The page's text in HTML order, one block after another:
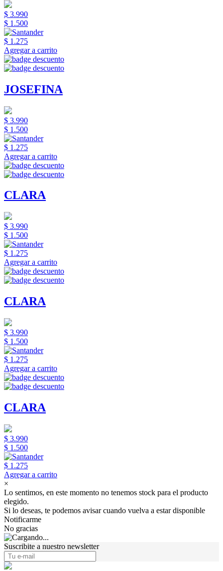
$ 3.990
$ 1.500
$ 1.275
Agregar a carrito
JOSEFINA
$ 3.990
$ 1.500
$ 1.275
Agregar a carrito
CLARA
$ 3.990
$ 1.500
$ 1.275
Agregar a carrito
CLARA
$ 3.990
$ 1.500
$ 1.275
Agregar a carrito
CLARA
$ 3.990
$ 1.500
$ 1.275
Agregar a carrito
×
Lo sentimos, en este momento no tenemos stock para el producto
elegido.
Si lo deseas, te podemos avisar cuando vuelva a estar disponible
Notificarme
No gracias
Suscribite a nuestro newsletter